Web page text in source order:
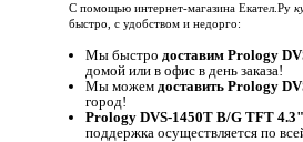
С помощью интернет-магазина Екател.Ру
быстро, с удобством и недорго:
Мы быстро доставим Prology
домой или в офис в день заказа!
Мы можем доставить Prology
город!
Prology DVS-1450T B/G TFT
поддержка осуществляется по